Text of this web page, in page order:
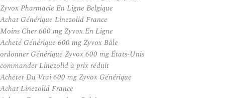
Zyvox Pharmacie En Ligne Belgique
Achat Générique Linezolid France
Moins Cher 600 mg Zyvox En Ligne
Acheté Générique 600 mg Zyvox Bâle
ordonner Générique Zyvox 600 mg États-Unis
commander Linezolid à prix réduit
Acheter Du Vrai 600 mg Zyvox Générique
Achat Linezolid France